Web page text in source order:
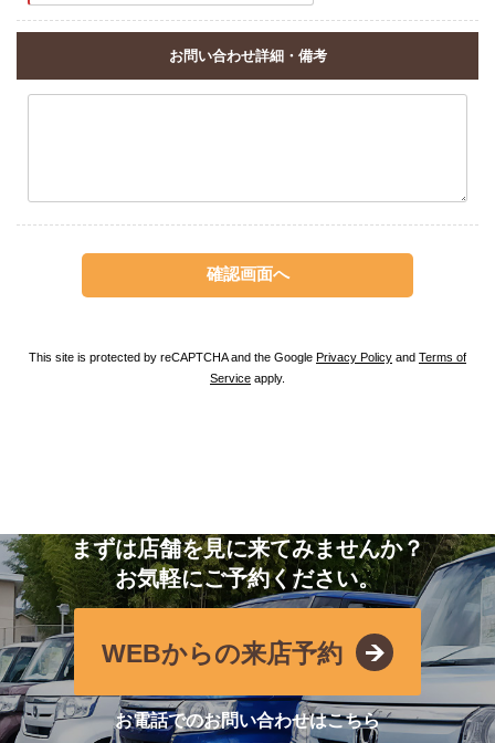
お問い合わせ詳細・備考
This site is protected by reCAPTCHA and the Google Privacy Policy and Terms of
Service apply.
まずは店舗を見に来てみませんか？
お気軽にご予約ください。
WEBからの来店予約
お電話でのお問い合わせはこちら